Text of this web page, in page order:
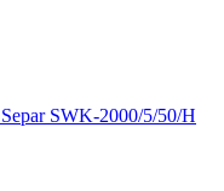
SWK-2000/5/50/H